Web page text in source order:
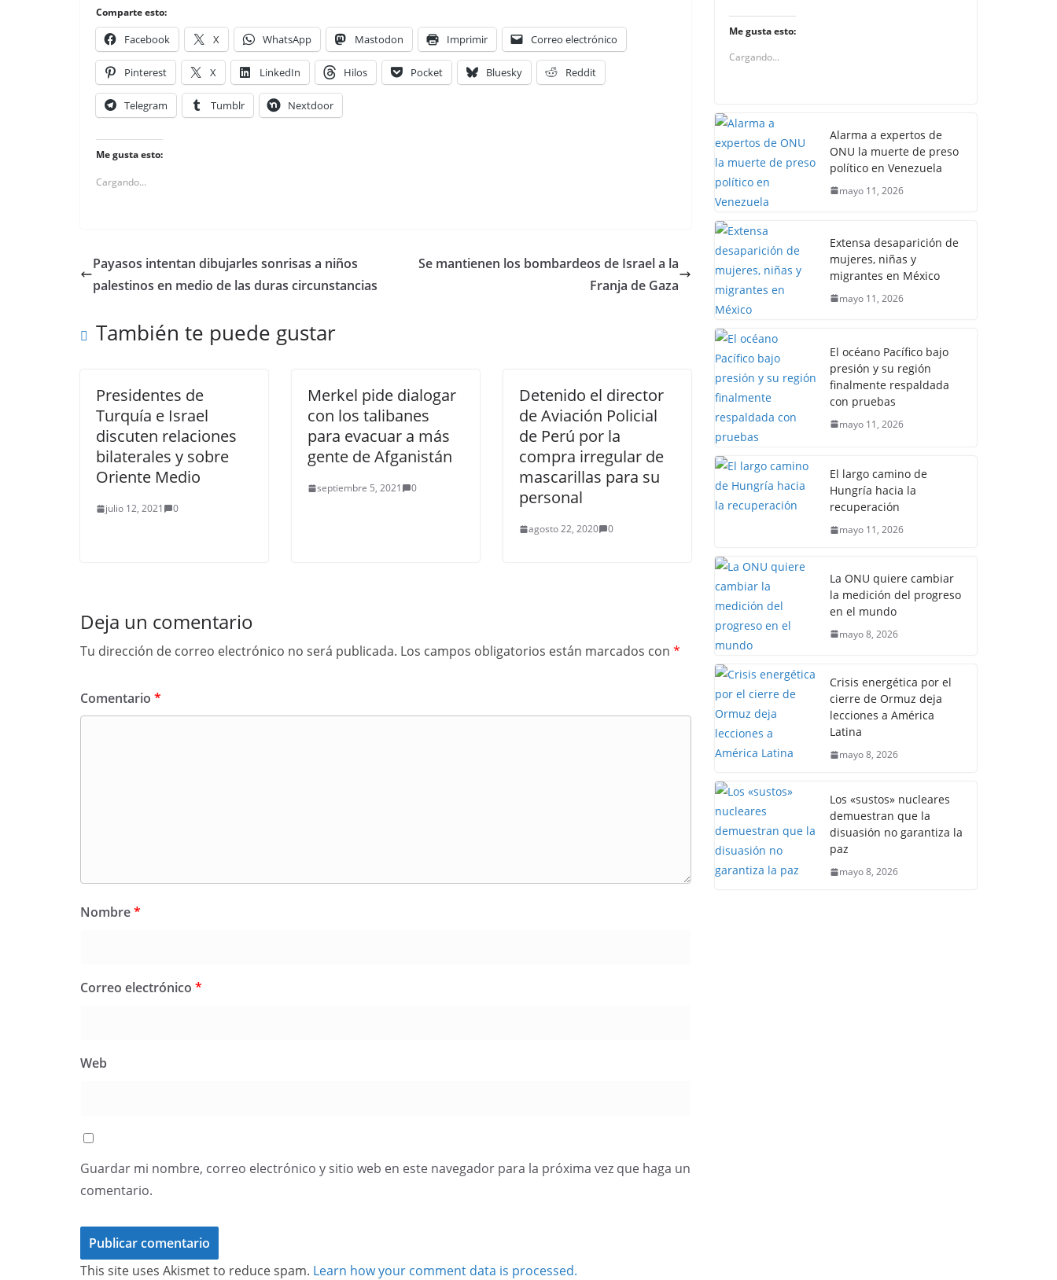
Comparte esto:
Facebook X WhatsApp Mastodon Imprimir Correo electrónico
Pinterest X LinkedIn Hilos Pocket Bluesky Reddit
Telegram Tumblr Nextdoor
Me gusta esto:
Cargando...
Payasos intentan dibujarles sonrisas a niños
palestinos en medio de las duras circunstancias
Se mantienen los bombardeos de Israel a la
Franja de Gaza
También te puede gustar
Presidentes de
Turquía e Israel
discuten relaciones
bilaterales y sobre
Oriente Medio
julio 12, 2021 0
Merkel pide dialogar
con los talibanes
para evacuar a más
gente de Afganistán
septiembre 5, 2021 0
Detenido el director
de Aviación Policial
de Perú por la
compra irregular de
mascarillas para su
personal
agosto 22, 2020 0
Deja un comentario
Tu dirección de correo electrónico no será publicada. Los campos obligatorios están marcados con *
Comentario *
Nombre*
Correo electrónico *
Web
Guardar mi nombre, correo electrónico y sitio web en este navegador para la próxima vez que haga un
comentario.
This site uses Akismet to reduce spam. Learn how your comment data is processed.
Me gusta esto:
Cargando...
Alarma a expertos de
ONU la muerte de preso
político en Venezuela
mayo 11, 2026
Extensa desaparición de
mujeres, niñas y
migrantes en México
mayo 11, 2026
El océano Pacífico bajo
presión y su región
finalmente respaldada
con pruebas
mayo 11, 2026
El largo camino de
Hungría hacia la
recuperación
mayo 11, 2026
La ONU quiere cambiar
la medición del progreso
en el mundo
mayo 8, 2026
Crisis energética por el
cierre de Ormuz deja
lecciones a América
Latina
mayo 8, 2026
Los «sustos» nucleares
demuestran que la
disuasión no garantiza la
paz
mayo 8, 2026